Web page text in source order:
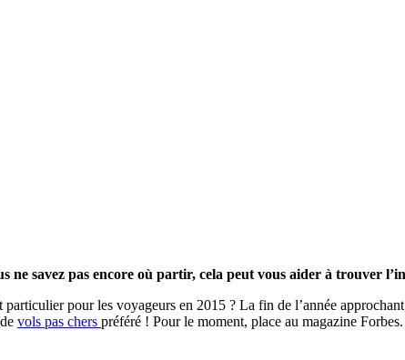
ne savez pas encore où partir, cela peut vous aider à trouver
pour les voyageurs en 2015 ? La fin de l’année
vols pas chers préféré ! Pour le moment, place au magazine